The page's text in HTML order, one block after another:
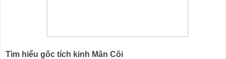
Tìm hiểu gốc tích kinh Mân Côi